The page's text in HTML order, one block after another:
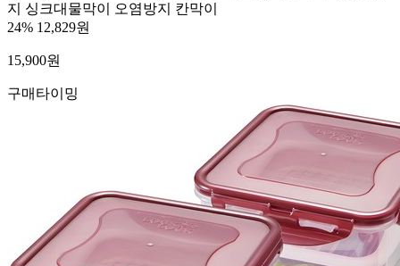
지 싱크대물막이 오염방지 칸막이
24% 12,829원
15,900원
구매타이밍